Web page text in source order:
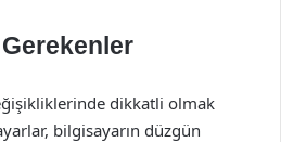
dikkatli olmak
bilgisayarın düzgün